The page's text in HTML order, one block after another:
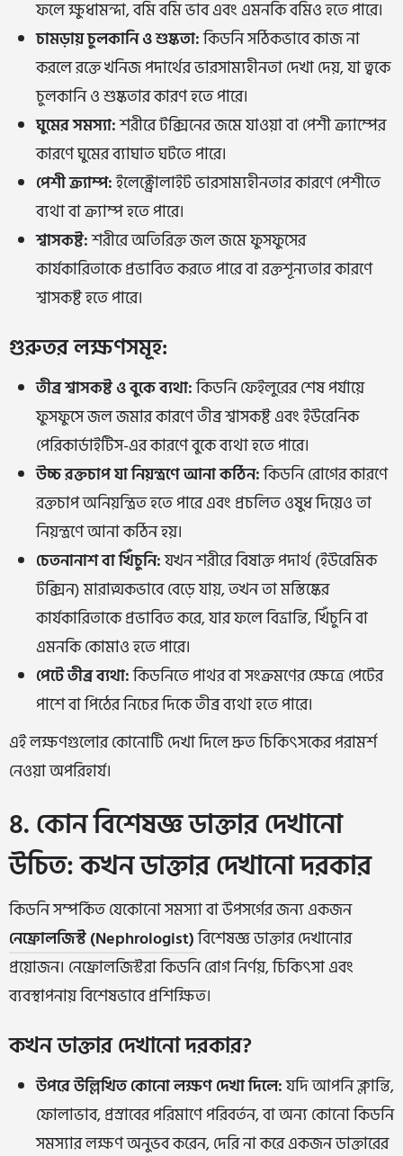
ফলে ক্ষুধামন্দা, বমি বমি ভাব এবং এমনকি বমিও হতে পারে।
চামড়ায় চুলকানি ও শুষ্কতা:কিডনি সঠিকভাবে কাজ না
করলে রক্তে খনিজ পদার্থের ভারসাম্যহীনতা দেখা দেয়, যা ত্বকে
চুলকানি ও শুষ্কতার কারণ হতে পারে।
ঘুমের সমস্যা:শরীরে টক্সিনের জমে যাওয়া বা পেশী ক্র্যাম্পের
কারণে ঘুমের ব্যাঘাত ঘটতে পারে।
পেশী ক্র্যাম্প:ইলেক্ট্রোলাইট ভারসাম্যহীনতার কারণে পেশীতে
ব্যথা বা ক্র্যাম্প হতে পারে।
শ্বাসকষ্ট:শরীরে অতিরিক্ত জল জমে ফুসফুসের
কার্যকারিতাকে প্রভাবিত করতে পারে বা রক্তশূন্যতার কারণে
শ্বাসকষ্ট হতে পারে।
গুরুতর লক্ষণসমূহ:
তীব্র শ্বাসকষ্ট ও বুকে ব্যথা:কিডনি ফেইলুরের শেষ পর্যায়ে
ফুসফুসে জল জমার কারণে তীব্র শ্বাসকষ্ট এবং ইউরেনিক
পেরিকার্ডাইটিস-এর কারণে বুকে ব্যথা হতে পারে।
উচ্চ রক্তচাপ যা নিয়ন্ত্রণে আনা কঠিন:কিডনি রোগের কারণে
রক্তচাপ অনিয়ন্ত্রিত হতে পারে এবং প্রচলিত ওষুধ দিয়েও তা
নিয়ন্ত্রণে আনা কঠিন হয়।
চেতনানাশ বা খিঁচুনি:যখন শরীরে বিষাক্ত পদার্থ (ইউরেমিক
টক্সিন) মারাত্মকভাবে বেড়ে যায়, তখন তা মস্তিষ্কের
কার্যকারিতাকে প্রভাবিত করে, যার ফলে বিভ্রান্তি, খিঁচুনি বা
এমনকি কোমাও হতে পারে।
পেটে তীব্র ব্যথা:কিডনিতে পাথর বা সংক্রমণের ক্ষেত্রে পেটের
পাশে বা পিঠের নিচের দিকে তীব্র ব্যথা হতে পারে।
এই লক্ষণগুলোর কোনোটি দেখা দিলে দ্রুত চিকিৎসকের পরামর্শ
নেওয়া অপরিহার্য।
৪. কোন বিশেষজ্ঞ ডাক্তার দেখানো
উচিত: কখন ডাক্তার দেখানো দরকার
কিডনি সম্পর্কিত যেকোনো সমস্যা বা উপসর্গের জন্য একজন
নেফ্রোলজিস্ট (Nephrologist)বিশেষজ্ঞ ডাক্তার দেখানোর
প্রয়োজন। নেফ্রোলজিস্টরা কিডনি রোগ নির্ণয়, চিকিৎসা এবং
ব্যবস্থাপনায় বিশেষভাবে প্রশিক্ষিত।
কখন ডাক্তার দেখানো দরকার?
উপরে উল্লিখিত কোনো লক্ষণ দেখা দিলে:যদি আপনি ক্লান্তি,
ফোলাভাব, প্রস্রাবের পরিমাণে পরিবর্তন, বা অন্য কোনো কিডনি
সমস্যার লক্ষণ অনুভব করেন, দেরি না করে একজন ডাক্তারের